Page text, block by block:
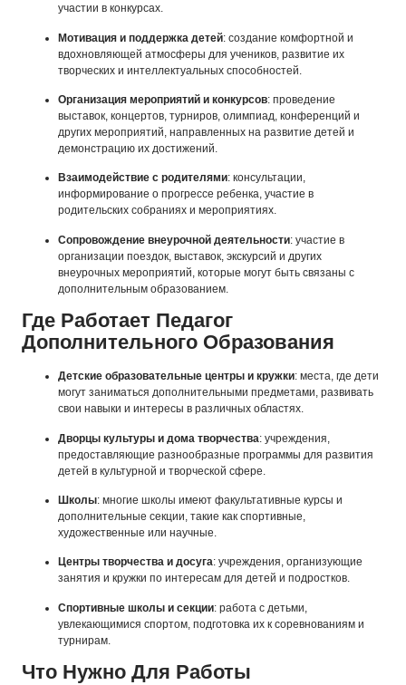
участии в конкурсах.
Мотивация и поддержка детей: создание комфортной и
вдохновляющей атмосферы для учеников, развитие их
творческих и интеллектуальных способностей.
Организация мероприятий и конкурсов: проведение
выставок, концертов, турниров, олимпиад, конференций и
других мероприятий, направленных на развитие детей и
демонстрацию их достижений.
Взаимодействие с родителями: консультации,
информирование о прогрессе ребенка, участие в
родительских собраниях и мероприятиях.
Сопровождение внеурочной деятельности: участие в
организации поездок, выставок, экскурсий и других
внеурочных мероприятий, которые могут быть связаны с
дополнительным образованием.
Где Работает Педагог
Дополнительного Образования
Детские образовательные центры и кружки: места, где дети
могут заниматься дополнительными предметами, развивать
свои навыки и интересы в различных областях.
Дворцы культуры и дома творчества: учреждения,
предоставляющие разнообразные программы для развития
детей в культурной и творческой сфере.
Школы: многие школы имеют факультативные курсы и
дополнительные секции, такие как спортивные,
художественные или научные.
Центры творчества и досуга: учреждения, организующие
занятия и кружки по интересам для детей и подростков.
Спортивные школы и секции: работа с детьми,
увлекающимися спортом, подготовка их к соревнованиям и
турнирам.
Что Нужно Для Работы